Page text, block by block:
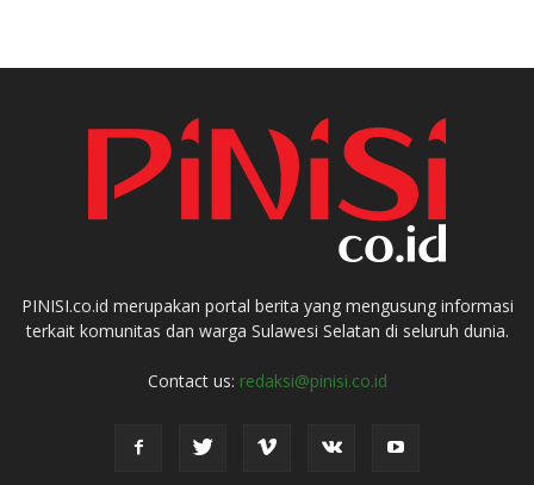
PINISI.co.id merupakan portal berita yang mengusung informasi
terkait komunitas dan warga Sulawesi Selatan di seluruh dunia.
Contact us: redaksi@pinisi.co.id